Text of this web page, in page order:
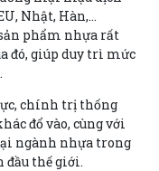
Nhật, Hàn,…
phẩm nhựa rất
đó, giúp duy trì mức
chính trị thống
đổ vào, cùng với
ngành nhựa trong
đầu thế giới.